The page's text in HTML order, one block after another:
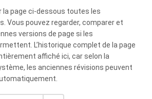
la page ci-dessous toutes les
Vous pouvez regarder, comparer et
versions de page si les
L’historique complet de la page
affiché ici, car selon la
les anciennes révisions peuvent